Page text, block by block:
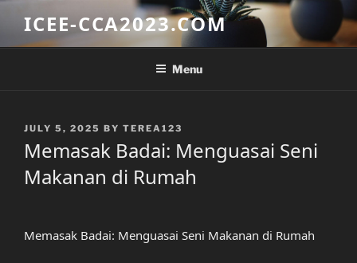
content
ICEE-CCA2023.COM
Menu
POSTED
JULY 5, 2025 BY TEREA123
Memasak Badai: Menguasai Seni
Makanan di Rumah
Memasak Badai: Menguasai Seni Makanan di Rumah